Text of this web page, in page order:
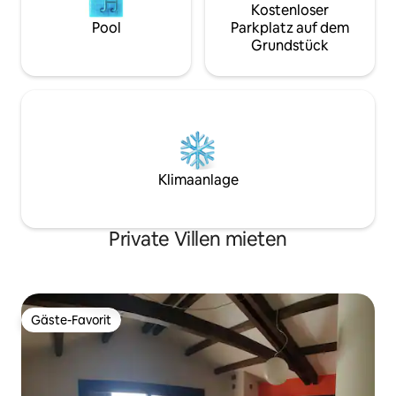
Pool
Kostenloser
Parkplatz auf dem
Grundstück
Klimaanlage
Private Villen mieten
Gäste-Favorit
Gäste-Favorit